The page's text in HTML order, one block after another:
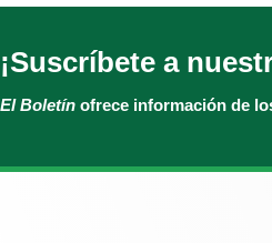
¡Suscríbete a
El Boletín ofrece información de